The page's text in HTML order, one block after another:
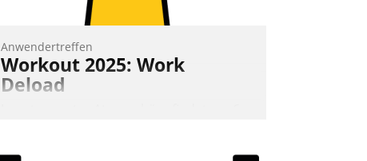
Anwendertreffen
Workout 2025: Work
Deload